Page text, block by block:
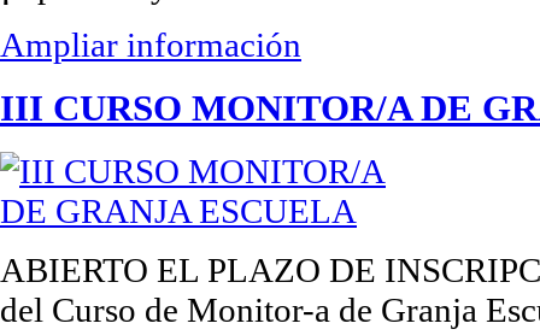
Ampliar información
III CURSO MONITOR/A DE
ABIERTO EL PLAZO DE
del Curso de Monitor-a de Granja